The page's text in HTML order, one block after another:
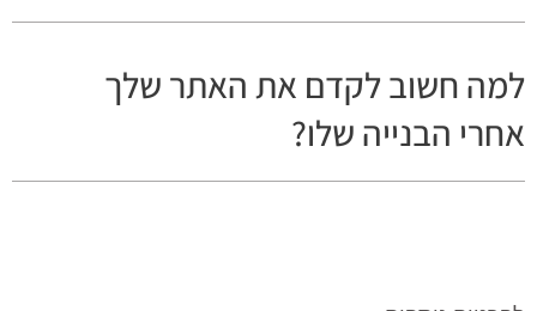
למה חשוב לקדם את האתר שלך
אחרי הבנייה שלו?